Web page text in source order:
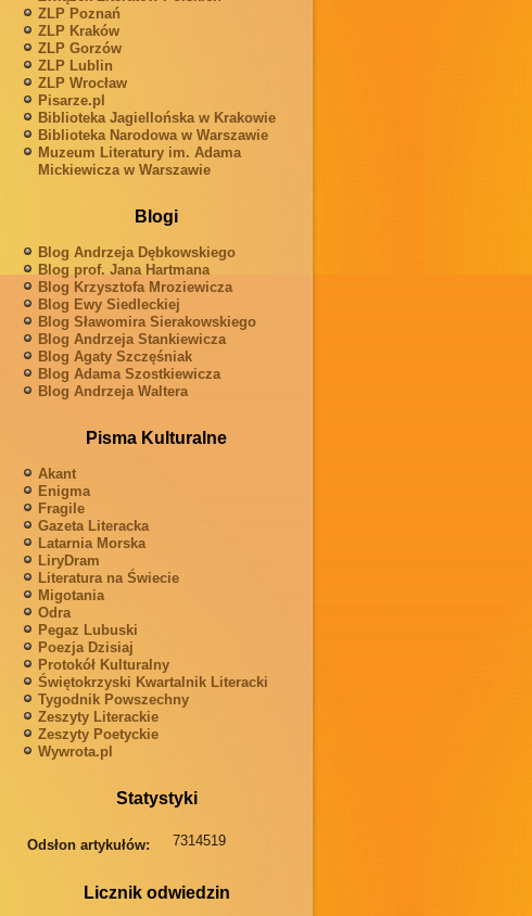
ZLP Poznań
ZLP Kraków
ZLP Gorzów
ZLP Lublin
ZLP Wrocław
Pisarze.pl
Biblioteka Jagiellońska w Krakowie
Biblioteka Narodowa w Warszawie
Muzeum Literatury im. Adama
Mickiewicza w Warszawie
Blogi
Blog Andrzeja Dębkowskiego
Blog prof. Jana Hartmana
Blog Krzysztofa Mroziewicza
Blog Ewy Siedleckiej
Blog Sławomira Sierakowskiego
Blog Andrzeja Stankiewicza
Blog Agaty Szczęśniak
Blog Adama Szostkiewicza
Blog Andrzeja Waltera
Pisma Kulturalne
Akant
Enigma
Fragile
Gazeta Literacka
Latarnia Morska
LiryDram
Literatura na Świecie
Migotania
Odra
Pegaz Lubuski
Poezja Dzisiaj
Protokół Kulturalny
Świętokrzyski Kwartalnik Literacki
Tygodnik Powszechny
Zeszyty Literackie
Zeszyty Poetyckie
Wywrota.pl
Statystyki
Odsłon artykułów: 7314519
Licznik odwiedzin